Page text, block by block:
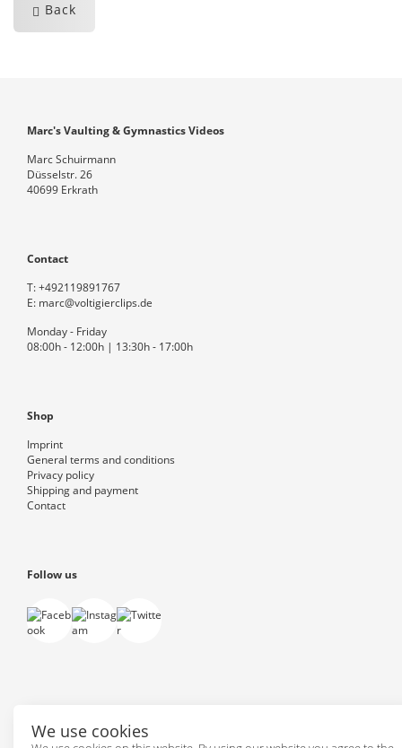
We use cookies
Back
Marc's Vaulting & Gymnastics Videos
Marc Schuirmann
Düsselstr. 26
40699 Erkrath
Contact
T:+492119891767
E: marc@voltigierclips.de
Monday - Friday
08:00h - 12:00h | 13:30h - 17:00h
Shop
Imprint
General terms and conditions
Privacy policy
Shipping and payment
Contact
Follow us